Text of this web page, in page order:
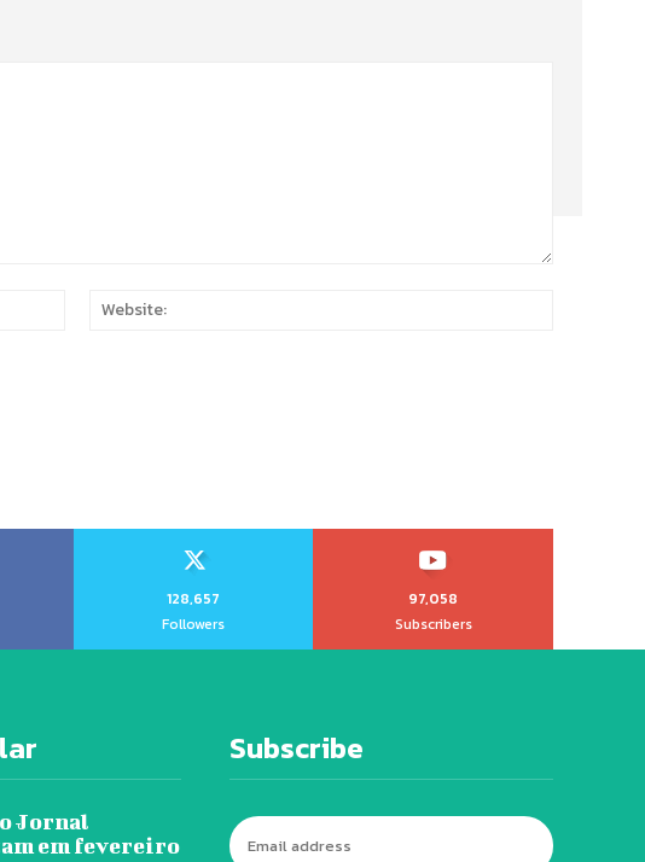
Email:
128,657
Followers
97,058
Subscribers
Jornal
em fevereiro
Subscribe